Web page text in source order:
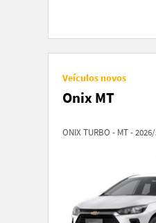
Veículos novos
Onix MT
ONIX TURBO - MT -